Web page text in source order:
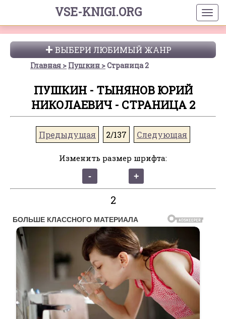
VSE-KNIGI.ORG
ВЫБЕРИ ЛЮБИМЫЙ ЖАНР
Главная Пушкин Страница 2
ПУШКИН - ТЫНЯНОВ ЮРИЙ
НИКОЛАЕВИЧ - СТРАНИЦА 2
Предыдущая 2/137 Следующая
Изменить размер шрифта:
2